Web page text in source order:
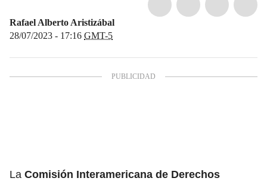
Rafael Alberto Aristizábal
28/07/2023 - 17:16 GMT-5
La Comisión Interamericana de Derechos